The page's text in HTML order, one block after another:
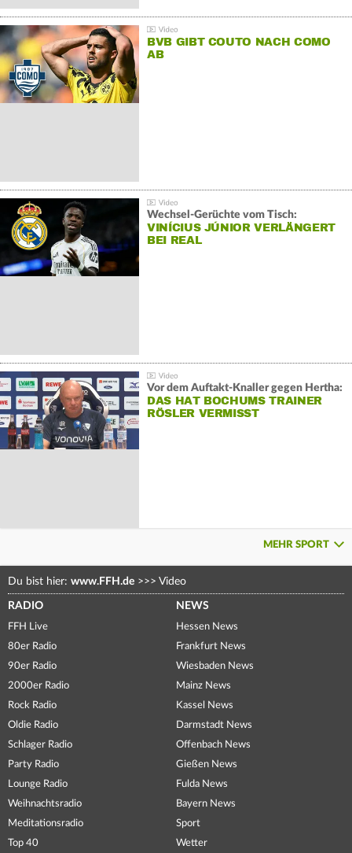
BVB GIBT COUTO NACH COMO
AB
Wechsel-Gerüchte vom Tisch:
VINÍCIUS JÚNIOR VERLÄNGERT
BEI REAL
Vor dem Auftakt-Knaller gegen Hertha:
DAS HAT BOCHUMS TRAINER
RÖSLER VERMISST
MEHR SPORT
Du bist hier: www.FFH.de >>> Video
RADIO
FFH Live
80er Radio
90er Radio
2000er Radio
Rock Radio
Oldie Radio
Schlager Radio
Party Radio
Lounge Radio
Weihnachtsradio
Meditationsradio
Top 40
NEWS
Hessen News
Frankfurt News
Wiesbaden News
Mainz News
Kassel News
Darmstadt News
Offenbach News
Gießen News
Fulda News
Bayern News
Sport
Wetter